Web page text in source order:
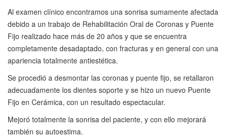
Al examen clínico encontramos una sonrisa sumamente afectada
debido a un trabajo de Rehabilitación Oral de Coronas y Puente
Fijo realizado hace más de 20 años y que se encuentra
completamente desadaptado, con fracturas y en general con una
apariencia totalmente antiestética.
Se procedió a desmontar las coronas y puente fijo, se retallaron
adecuadamente los dientes soporte y se hizo un nuevo Puente
Fijo en Cerámica, con un resultado espectacular.
Mejoró totalmente la sonrisa del paciente, y con ello mejorará
también su autoestima.